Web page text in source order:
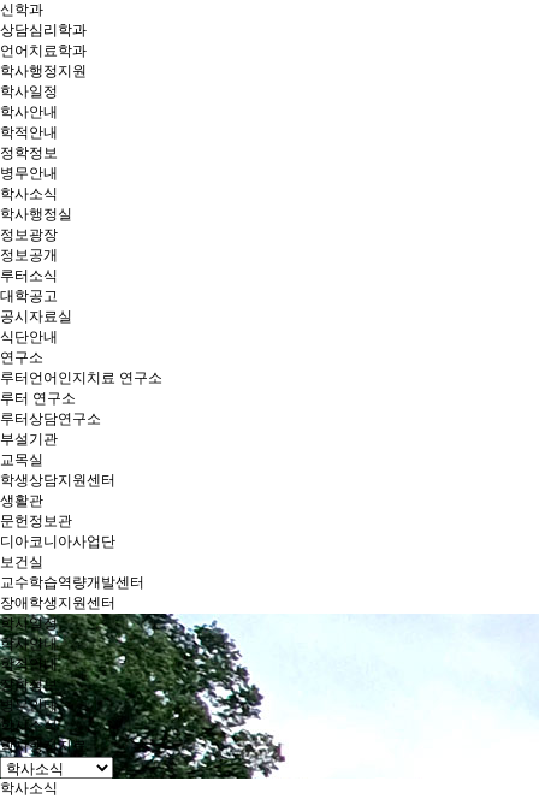
신학과
상담심리학과
언어치료학과
학사행정지원
학사일정
학사안내
학적안내
정학정보
병무안내
학사소식
학사행정실
정보광장
정보공개
루터소식
대학공고
공시자료실
식단안내
연구소
루터언어인지치료 연구소
루터 연구소
루터상담연구소
부설기관
교목실
학생상담지원센터
생활관
문헌정보관
디아코니아사업단
보건실
교수학습역량개발센터
장애학생지원센터
학사일정
학사안내
학적안내
장학정보
병무안내
학사소식
학사행정자료
학사소식